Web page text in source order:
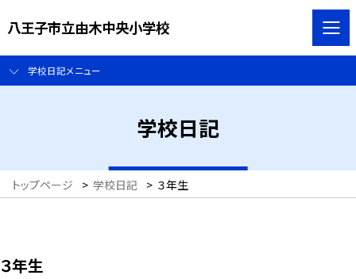
八王子市立由木中央小学校
学校日記メニュー
学校日記
トップページ > 学校日記 > ３年生
３年生